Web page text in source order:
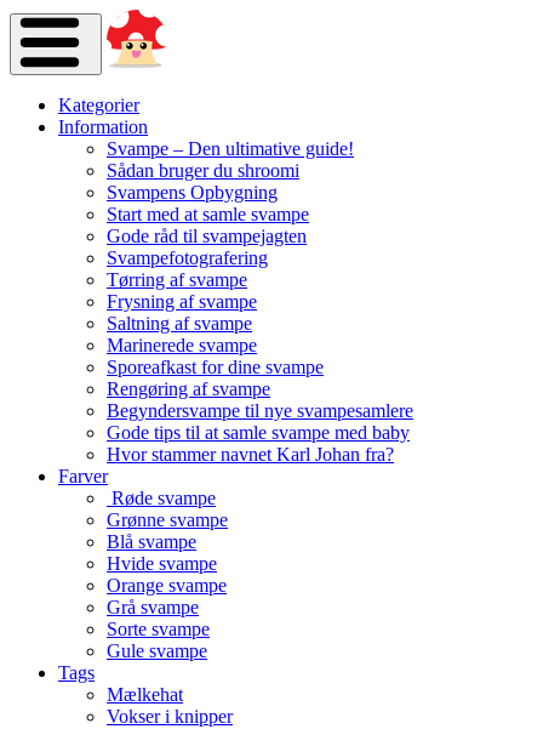
Kategorier
Information
Svampe – Den ultimative guide!
Sådan bruger du shroomi
Svampens Opbygning
Start med at samle svampe
Gode råd til svampejagten
Svampefotografering
Tørring af svampe
Frysning af svampe
Saltning af svampe
Marinerede svampe
Sporeafkast for dine svampe
Rengøring af svampe
Begyndersvampe til nye svampesamlere
Gode tips til at samle svampe med baby
Hvor stammer navnet Karl Johan fra?
Farver
Røde svampe
Grønne svampe
Blå svampe
Hvide svampe
Orange svampe
Grå svampe
Sorte svampe
Gule svampe
Tags
Mælkehat
Vokser i knipper